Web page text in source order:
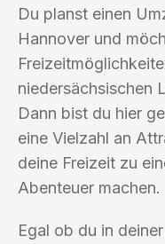
Du planst einen
Hannover und
niedersächsischen
Dann bist du hier
eine Vielzahl an
deine Freizeit zu
Abenteuer machen.
Egal ob du in